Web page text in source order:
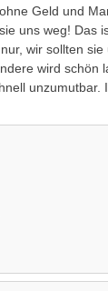
Geld und
uns weg! Das
wir sollten sie
wird schön
unzumutbar.